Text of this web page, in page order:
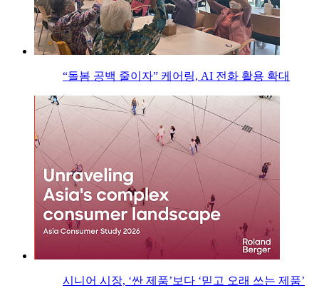
“돌봄 공백 줄이자” 케어링, AI 전화 활용 확대
시니어 시장, ‘싼 제품’보다 ‘믿고 오래 쓰는 제품’